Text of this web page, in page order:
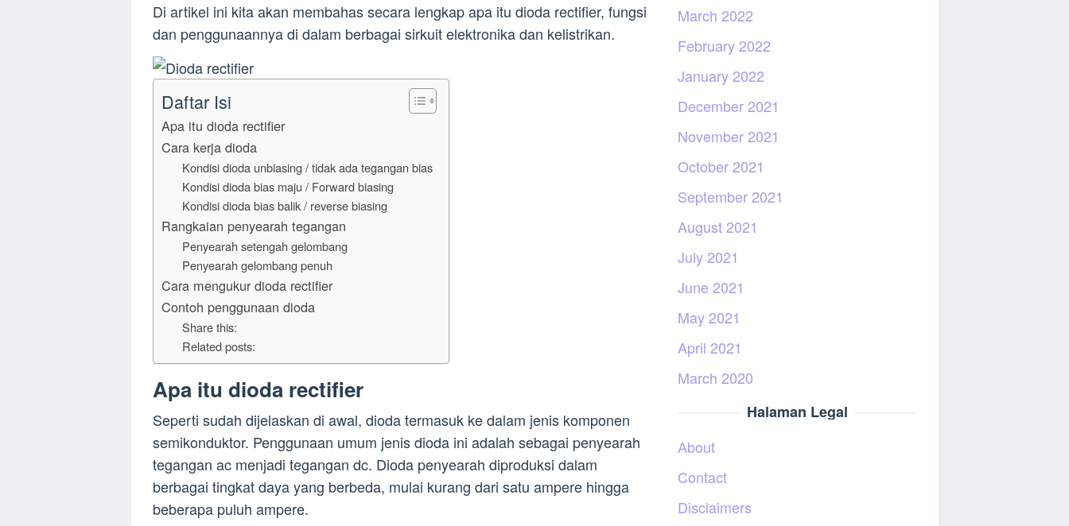
Di artikel ini kita akan membahas secara lengkap apa itu dioda rectifier, fungsi
dan penggunaannya di dalam berbagai sirkuit elektronika dan kelistrikan.
Daftar Isi
Apa itu dioda rectifier
Cara kerja dioda
Kondisi dioda unbiasing / tidak ada tegangan bias
Kondisi dioda bias maju / Forward biasing
Kondisi dioda bias balik / reverse biasing
Rangkaian penyearah tegangan
Penyearah setengah gelombang
Penyearah gelombang penuh
Cara mengukur dioda rectifier
Contoh penggunaan dioda
Share this:
Related posts:
Apa itu dioda rectifier
Seperti sudah dijelaskan di awal, dioda termasuk ke dalam jenis komponen
semikonduktor. Penggunaan umum jenis dioda ini adalah sebagai penyearah
tegangan ac menjadi tegangan dc. Dioda penyearah diproduksi dalam
berbagai tingkat daya yang berbeda, mulai kurang dari satu ampere hingga
beberapa puluh ampere.
March 2022
February 2022
January 2022
December 2021
November 2021
October 2021
September 2021
August 2021
July 2021
June 2021
May 2021
April 2021
March 2020
Halaman Legal
About
Contact
Disclaimers